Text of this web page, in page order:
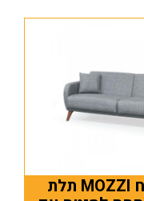
ספת אירוח MOZZI תלת